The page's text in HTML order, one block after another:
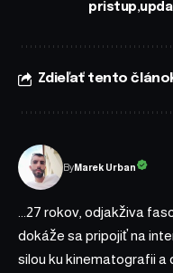
pristup
Zdieľať tento
ByMarek Urban
...27 rokov, odjakživa
dokáže sa pripojiť na
silou ku kinematografii a